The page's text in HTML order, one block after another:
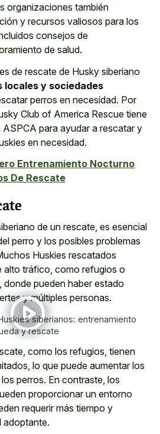
organizaciones también
y recursos valiosos para los
consejos de
de salud.
de rescate de Husky siberiano
locales y sociedades
perros en necesidad. Por
Club of America Rescue tiene
para ayudar a rescatar y
en necesidad.
Entrenamiento Nocturno
De Rescate
de un rescate, es esencial
perro y los posibles problemas
Huskies rescatados
alto tráfico, como refugios o
pueden haber estado
y múltiples personas.
siberianos: entrenamiento
y rescate
como los refugios, tienen
lo que puede aumentar los
perros. En contraste, los
proporcionar un entorno
requerir más tiempo y
adoptante.